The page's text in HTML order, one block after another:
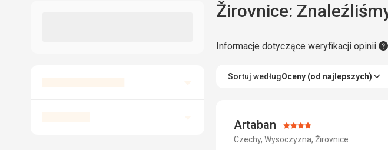
Žirovnice:
Informacje dotyczące weryfikacji opinii
Sortuj wedługOceny (od najlepszych)
Artaban Ocena:
4/5
Czechy, Wysoczyzna, Žirovnice